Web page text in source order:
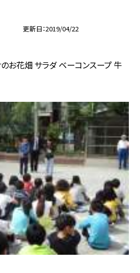
更新日 2019/04/22
お花畑 サラダ ベーコンスープ 牛